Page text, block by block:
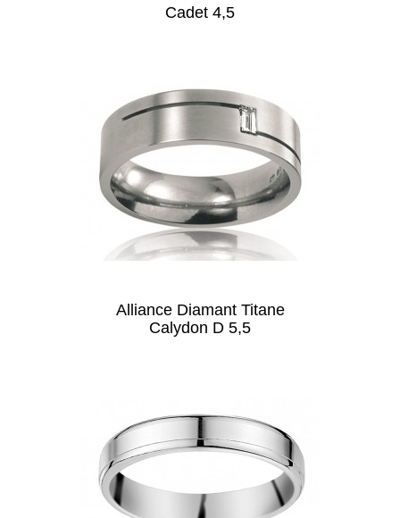
Cadet 4,5
Alliance Diamant Titane
Calydon D 5,5